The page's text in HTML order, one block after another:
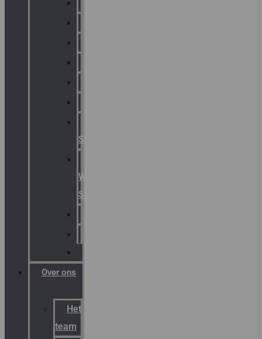
Signaling
Warning
Signals
Over ons
Het
team